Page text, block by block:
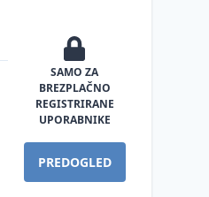
SAMO ZA
BREZPLAČNO
REGISTRIRANE
UPORABNIKE
PREDOGLED